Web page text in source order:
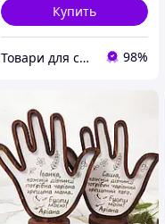
Купить
Товари для свята, декору та пакування - інтернет магазин Аладдін 98%